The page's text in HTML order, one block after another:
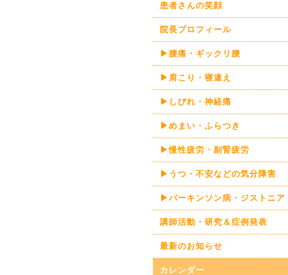
患者さんの笑顔
院長プロフィール
▶腰痛・ギックリ腰
▶肩こり・寝違え
▶しびれ・神経痛
▶めまい・ふらつき
▶慢性疲労・副腎疲労
▶うつ・不安などの気分障害
▶パーキンソン病・ジストニア
講師活動・研究＆症例発表
最新のお知らせ
カレンダー